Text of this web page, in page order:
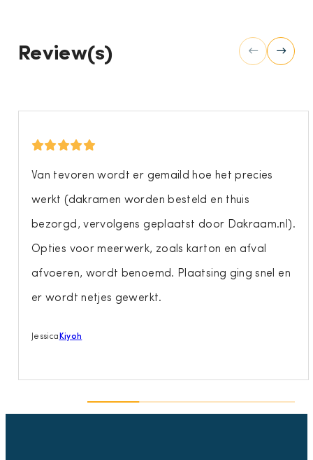
Review(s)
Van tevoren wordt er gemaild hoe het precies
werkt (dakramen worden besteld en thuis
bezorgd, vervolgens geplaatst door Dakraam.nl).
Opties voor meerwerk, zoals karton en afval
afvoeren, wordt benoemd. Plaatsing ging snel en
er wordt netjes gewerkt.
JessicaKiyoh